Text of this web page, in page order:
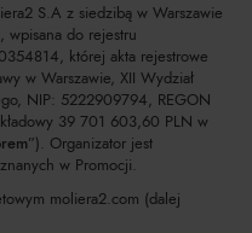
S.A z siedzibą w Warszawie
do rejestru
której akta rejestrowe
w Warszawie, XII Wydział
NIP: 5222909794, REGON
39 701 603,60 PLN w
”). Organizator jest
w Promocji.
moliera2.com (dalej